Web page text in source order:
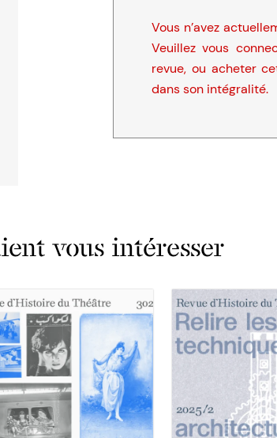
Vous n’avez
Veuillez vous
revue, ou acheter
dans son intégralité.
vous intéresser